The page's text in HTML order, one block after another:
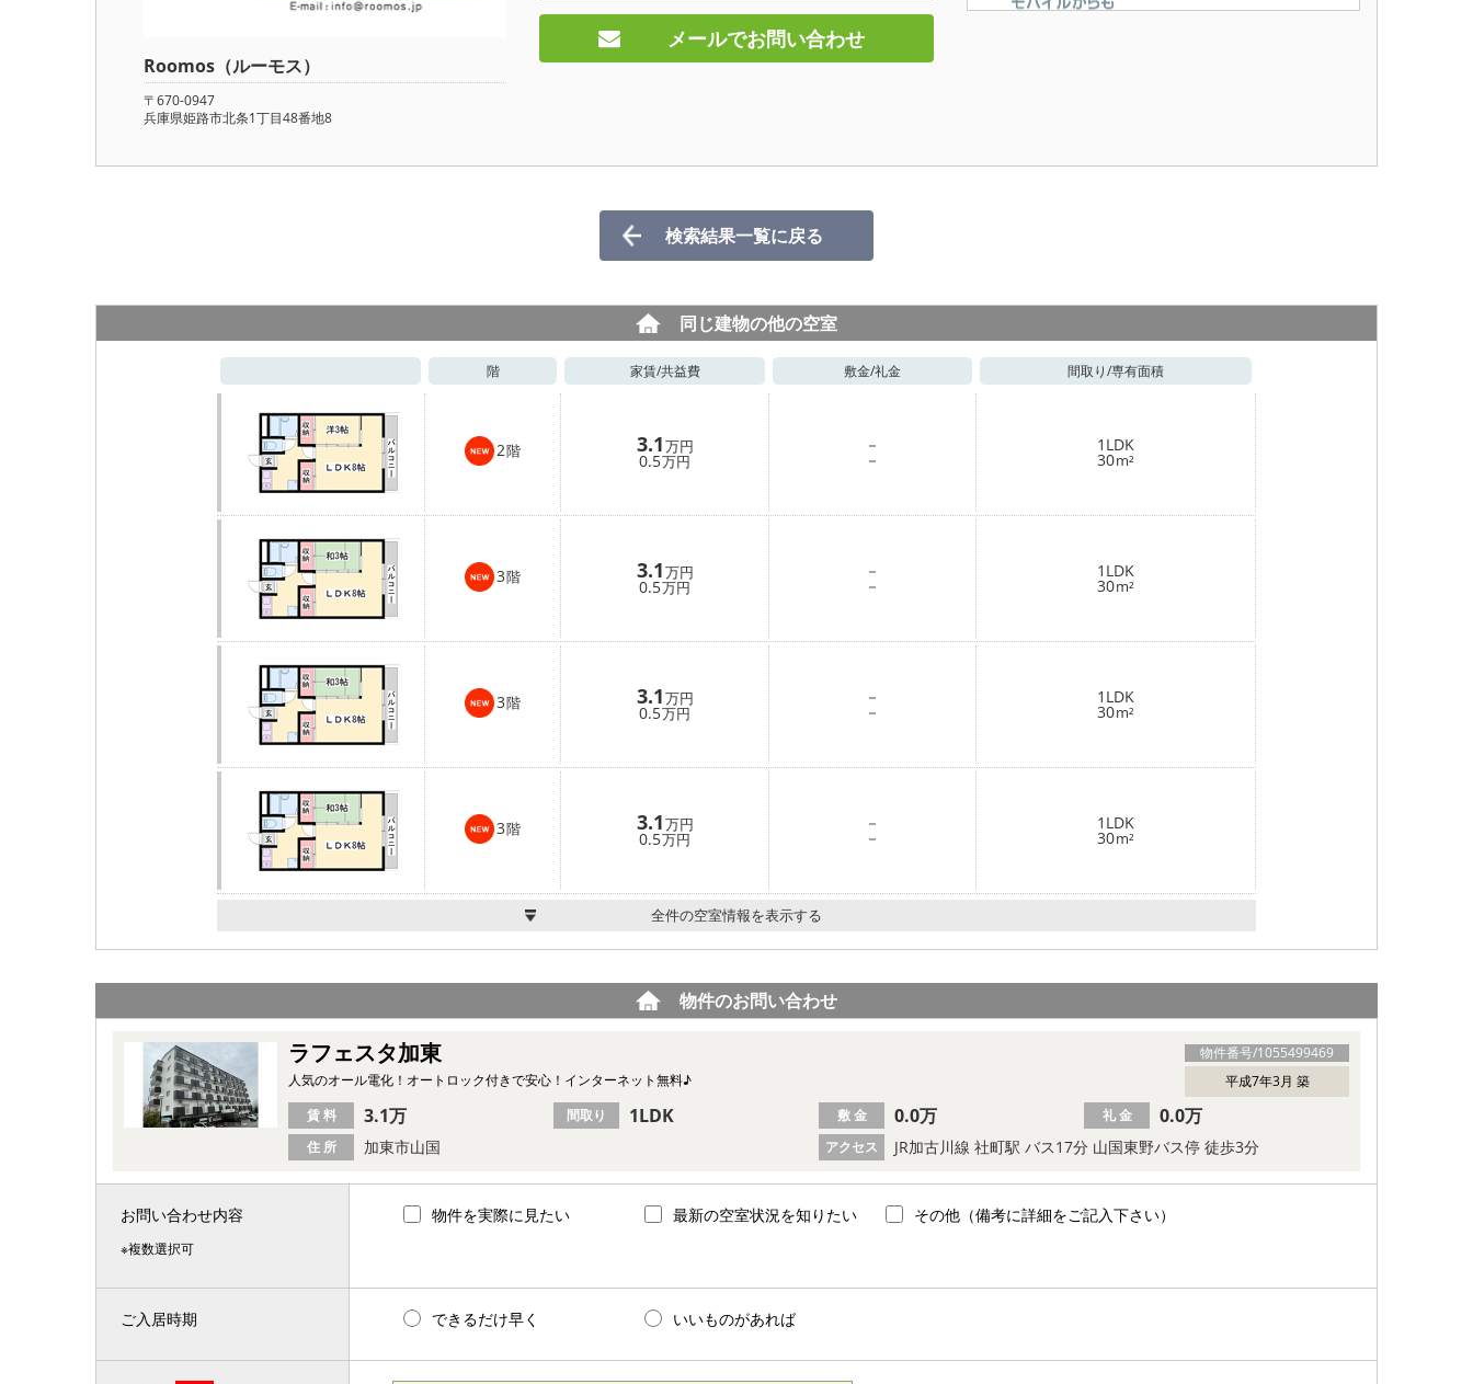
Roomos（ルーモス）
〒670-0947
兵庫県姫路市北条1丁目48番地8
メールでお問い合わせ
検索結果一覧に戻る
同じ建物の他の空室
階 家賃/共益費 敷金/礼金 間取り/専有面積
2階 3.1万円
0.5万円
－
－
1LDK
30m²
3階 3.1万円
0.5万円
－
－
1LDK
30m²
3階 3.1万円
0.5万円
－
－
1LDK
30m²
3階 3.1万円
0.5万円
－
－
1LDK
30m²
全件の空室情報を表示する
物件のお問い合わせ
物件番号/1055499469
ラフェスタ加東
平成7年3月 築
人気のオール電化！オートロック付きで安心！インターネット無料♪
住 所 加東市山国 アクセス JR加古川線 社町駅 バス17分 山国東野バス停 徒歩3分
賃 料 3.1万 間取り 1LDK 敷 金 0.0万 礼 金 0.0万
お問い合わせ内容
※複数選択可
物件を実際に見たい 最新の空室状況を知りたい その他（備考に詳細をご記入下さい）
ご入居時期 できるだけ早く いいものがあれば